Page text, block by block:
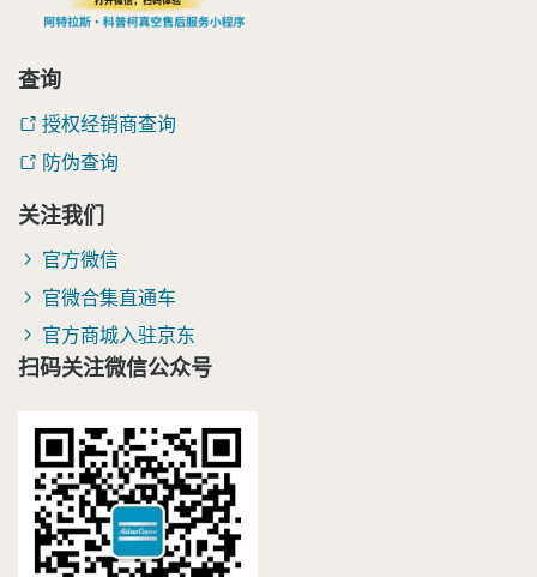
查询
授权经销商查询
防伪查询
关注我们
官方微信
官微合集直通车
官方商城入驻京东
扫码关注微信公众号